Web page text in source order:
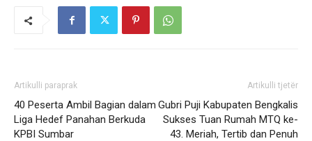
Artikulli paraprak
40 Peserta Ambil Bagian dalam
Liga Hedef Panahan Berkuda
KPBI Sumbar
Artikulli tjetër
Gubri Puji Kabupaten Bengkalis
Sukses Tuan Rumah MTQ ke-
43. Meriah, Tertib dan Penuh